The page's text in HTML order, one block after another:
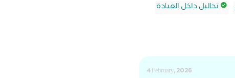
تحاليل داخل العيادة
4 February, 2026